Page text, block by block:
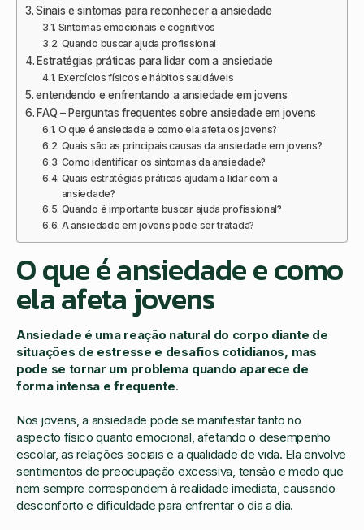
Sinais e sintomas para reconhecer a ansiedade
Sintomas emocionais e cognitivos
Quando buscar ajuda profissional
Estratégias práticas para lidar com a ansiedade
Exercícios físicos e hábitos saudáveis
entendendo e enfrentando a ansiedade em jovens
FAQ – Perguntas frequentes sobre ansiedade em jovens
O que é ansiedade e como ela afeta os jovens?
Quais são as principais causas da ansiedade em jovens?
Como identificar os sintomas da ansiedade?
Quais estratégias práticas ajudam a lidar com a
ansiedade?
Quando é importante buscar ajuda profissional?
A ansiedade em jovens pode ser tratada?
O que é ansiedade e como
ela afeta jovens
Ansiedade é uma reação natural do corpo diante de
situações de estresse e desafios cotidianos, mas
pode se tornar um problema quando aparece de
forma intensa e frequente.
Nos jovens, a ansiedade pode se manifestar tanto no
aspecto físico quanto emocional, afetando o desempenho
escolar, as relações sociais e a qualidade de vida. Ela envolve
sentimentos de preocupação excessiva, tensão e medo que
nem sempre correspondem à realidade imediata, causando
desconforto e dificuldade para enfrentar o dia a dia.